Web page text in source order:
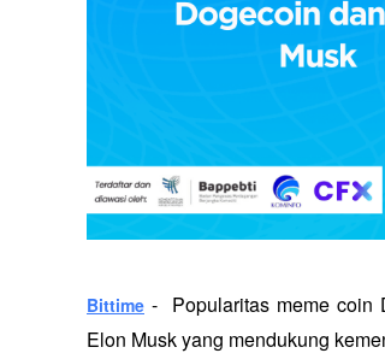
Bittime -  Popularitas meme
Elon Musk yang mendukung